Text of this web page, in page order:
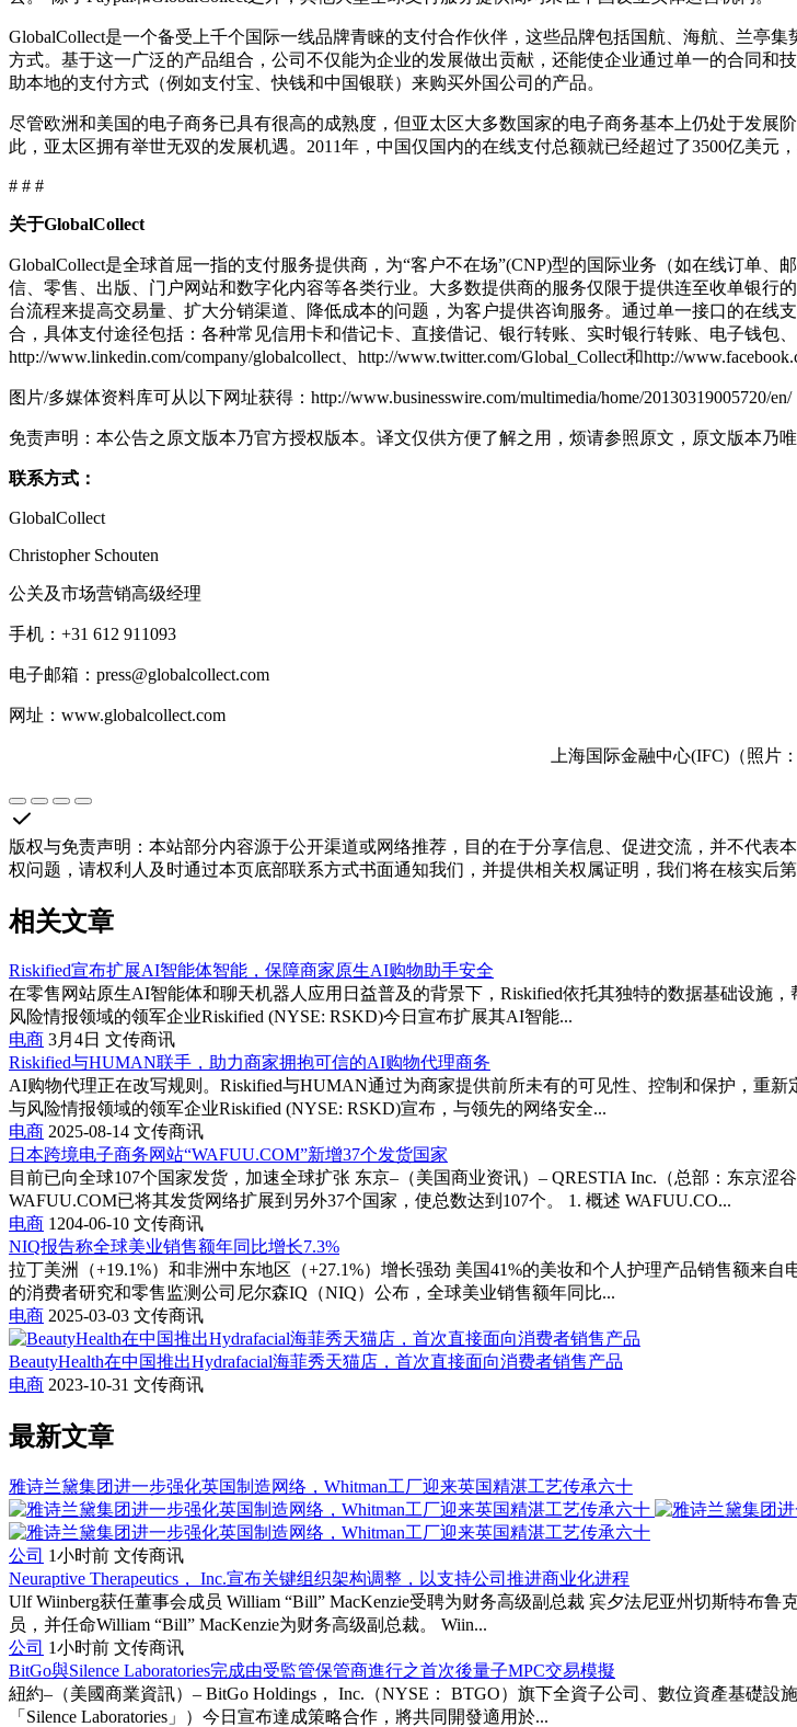
GlobalCollect是一个备受上千个国际一线品牌青睐的支付合作伙伴，这些品牌包括国航、海航、兰亭
方式。基于这一广泛的产品组合，公司不仅能为企业的发展做出贡献，还能使企业通过单一的合同和
助本地的支付方式（例如支付宝、快钱和中国银联）来购买外国公司的产品。
尽管欧洲和美国的电子商务已具有很高的成熟度，但亚太区大多数国家的电子商务基本上仍处于发展
此，亚太区拥有举世无双的发展机遇。2011年，中国仅国内的在线支付总额就已经超过了3500亿美元
# # #
关于GlobalCollect
GlobalCollect是全球首屈一指的支付服务提供商，为“客户不在场”(CNP)型的国际业务（如在线订单
信、零售、出版、门户网站和数字化内容等各类行业。大多数提供商的服务仅限于提供连至收单银行
台流程来提高交易量、扩大分销渠道、降低成本的问题，为客户提供咨询服务。通过单一接口的在线
合，具体支付途径包括：各种常见信用卡和借记卡、直接借记、银行转账、实时银行转账、电子钱包
http://www.linkedin.com/company/globalcollect、http://www.twitter.com/Global_Collect和http://
图片/多媒体资料库可从以下网址获得：http://www.businesswire.com/multimedia/home/20130319005720/en/
免责声明：本公告之原文版本乃官方授权版本。译文仅供方便了解之用，烦请参照原文，原文版本乃唯
联系方式：
GlobalCollect
Christopher Schouten
公关及市场营销高级经理
手机：+31 612 911093
电子邮箱：press@globalcollect.com
网址：www.globalcollect.com
上海国际金融中心(IFC)（照片
版权与免责声明 ： 本站部分内容源于公开渠道或网络推荐，目的在于分享信息、促进交流，并不代表
权问题，请权利人及时通过本页底部联系方式书面通知我们，并提供相关权属证明，我们将在核实后
相关文章
Riskified宣布扩展AI智能体智能，保障商家原生AI购物助手安全
在零售网站原生AI智能体和聊天机器人应用日益普及的背景下，Riskified依托其独特的数据基础设施
风险情报领域的领军企业Riskified (NYSE: RSKD)今日宣布扩展其AI智能...
电商 3月4日 文传商讯
Riskified与HUMAN联手，助力商家拥抱可信的AI购物代理商务
AI购物代理正在改写规则。Riskified与HUMAN通过为商家提供前所未有的可见性、控制和保护，重
与风险情报领域的领军企业Riskified (NYSE: RSKD)宣布，与领先的网络安全...
电商 2025-08-14 文传商讯
日本跨境电子商务网站“WAFUU.COM”新增37个发货国家
目前已向全球107个国家发货，加速全球扩张 东京–（美国商业资讯）– QRESTIA Inc.（总部：东京涩
WAFUU.COM已将其发货网络扩展到另外37个国家，使总数达到107个。 1. 概述 WAFUU.CO...
电商 1204-06-10 文传商讯
NIQ报告称全球美业销售额年同比增长7.3%
拉丁美洲（+19.1%）和非洲中东地区（+27.1%）增长强劲 美国41%的美妆和个人护理产品销售额来
的消费者研究和零售监测公司尼尔森IQ（NIQ）公布，全球美业销售额年同比...
电商 2025-03-03 文传商讯
BeautyHealth在中国推出Hydrafacial海菲秀天猫店，首次直接面向消费者销售产品
电商 2023-10-31 文传商讯
最新文章
雅诗兰黛集团进一步强化英国制造网络，Whitman工厂迎来英国精湛工艺传承六十
公司 1小时前 文传商讯
Neuraptive Therapeutics， Inc.宣布关键组织架构调整，以支持公司推进商业化进程
Ulf Wiinberg获任董事会成员 William “Bill” MacKenzie受聘为财务高级副总裁 宾夕法尼亚州切斯特布鲁
员，并任命William “Bill” MacKenzie为财务高级副总裁。 Wiin...
公司 1小时前 文传商讯
BitGo與Silence Laboratories完成由受監管保管商進行之首次後量子MPC交易模擬
紐約–（美國商業資訊）– BitGo Holdings， Inc.（NYSE： BTGO）旗下全資子公司、數位資產基礎設
「Silence Laboratories」）今日宣布達成策略合作，將共同開發適用於...